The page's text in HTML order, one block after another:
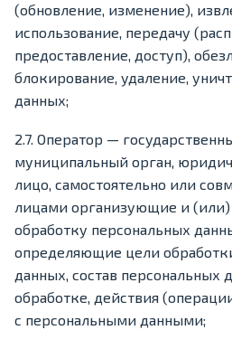
(обновление, изменение),
использование, передачу
предоставление, доступ),
блокирование, удаление,
данных;
2.7. Оператор —
муниципальный орган,
лицо, самостоятельно или
лицами организующие и
обработку персональных
определяющие цели
данных, состав
обработке, действия
с персональными данными;